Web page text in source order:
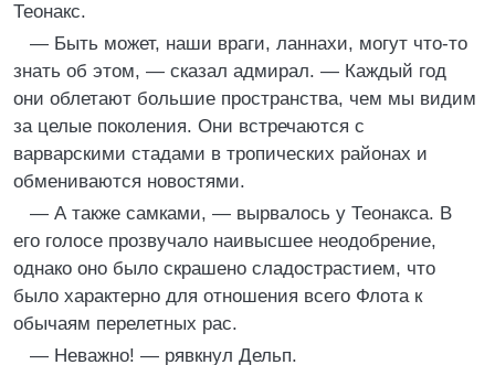
Теонакс.
— Быть может, наши враги, ланнахи, могут что-то
знать об этом, — сказал адмирал. — Каждый год
они облетают большие пространства, чем мы видим
за целые поколения. Они встречаются с
варварскими стадами в тропических районах и
обмениваются новостями.
— А также самками, — вырвалось у Теонакса. В
его голосе прозвучало наивысшее неодобрение,
однако оно было скрашено сладострастием, что
было характерно для отношения всего Флота к
обычаям перелетных рас.
— Неважно! — рявкнул Дельп.